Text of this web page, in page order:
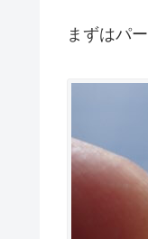
まずはパ